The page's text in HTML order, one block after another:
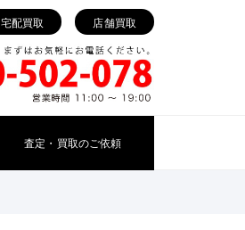
宅配買取 店舗買取
査定・買取のご依頼